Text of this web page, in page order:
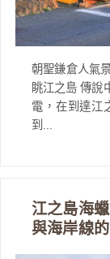
朝聖鎌倉人氣
眺江之島 傳說
電，在到達江
到...
江之島海
與海岸線